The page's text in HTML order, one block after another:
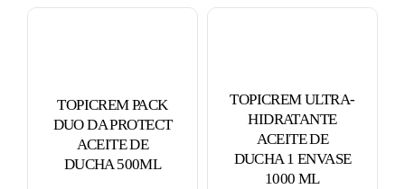
TOPICREM PACK
DUO DA PROTECT
ACEITE DE
DUCHA 500ML
TOPICREM ULTRA-
HIDRATANTE
ACEITE DE
DUCHA 1 ENVASE
1000 ML